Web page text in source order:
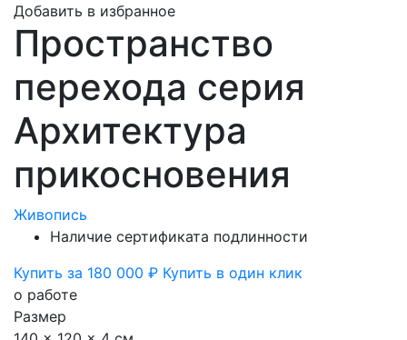
Добавить в избранное
Пространство
перехода серия
Архитектура
прикосновения
Живопись
Наличие сертификата подлинности
Купить за 180 000 ₽ Купить в один клик
о работе
Размер